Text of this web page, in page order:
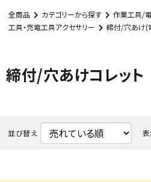
ACCOUNT MENU
ログイン person 会員登録
全商品 カテゴリーから探す 作業工具/
工具・充電工具アクセサリー
締付/穴あけ(
締付/穴あけコレット
並び替え